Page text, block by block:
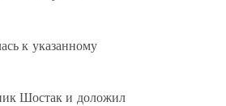
к указанному
Шостак и доложил